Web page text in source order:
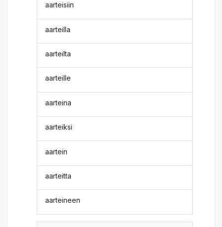
aarteisiin
aarteilla
aarteilta
aarteille
aarteina
aarteiksi
aartein
aarteitta
aarteineen